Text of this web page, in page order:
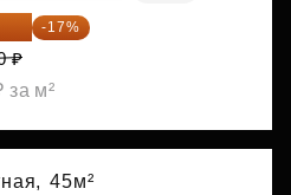
₽ -17%
₽
за м²
45м²